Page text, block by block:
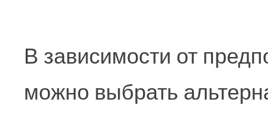
В зависимости от
можно выбрать